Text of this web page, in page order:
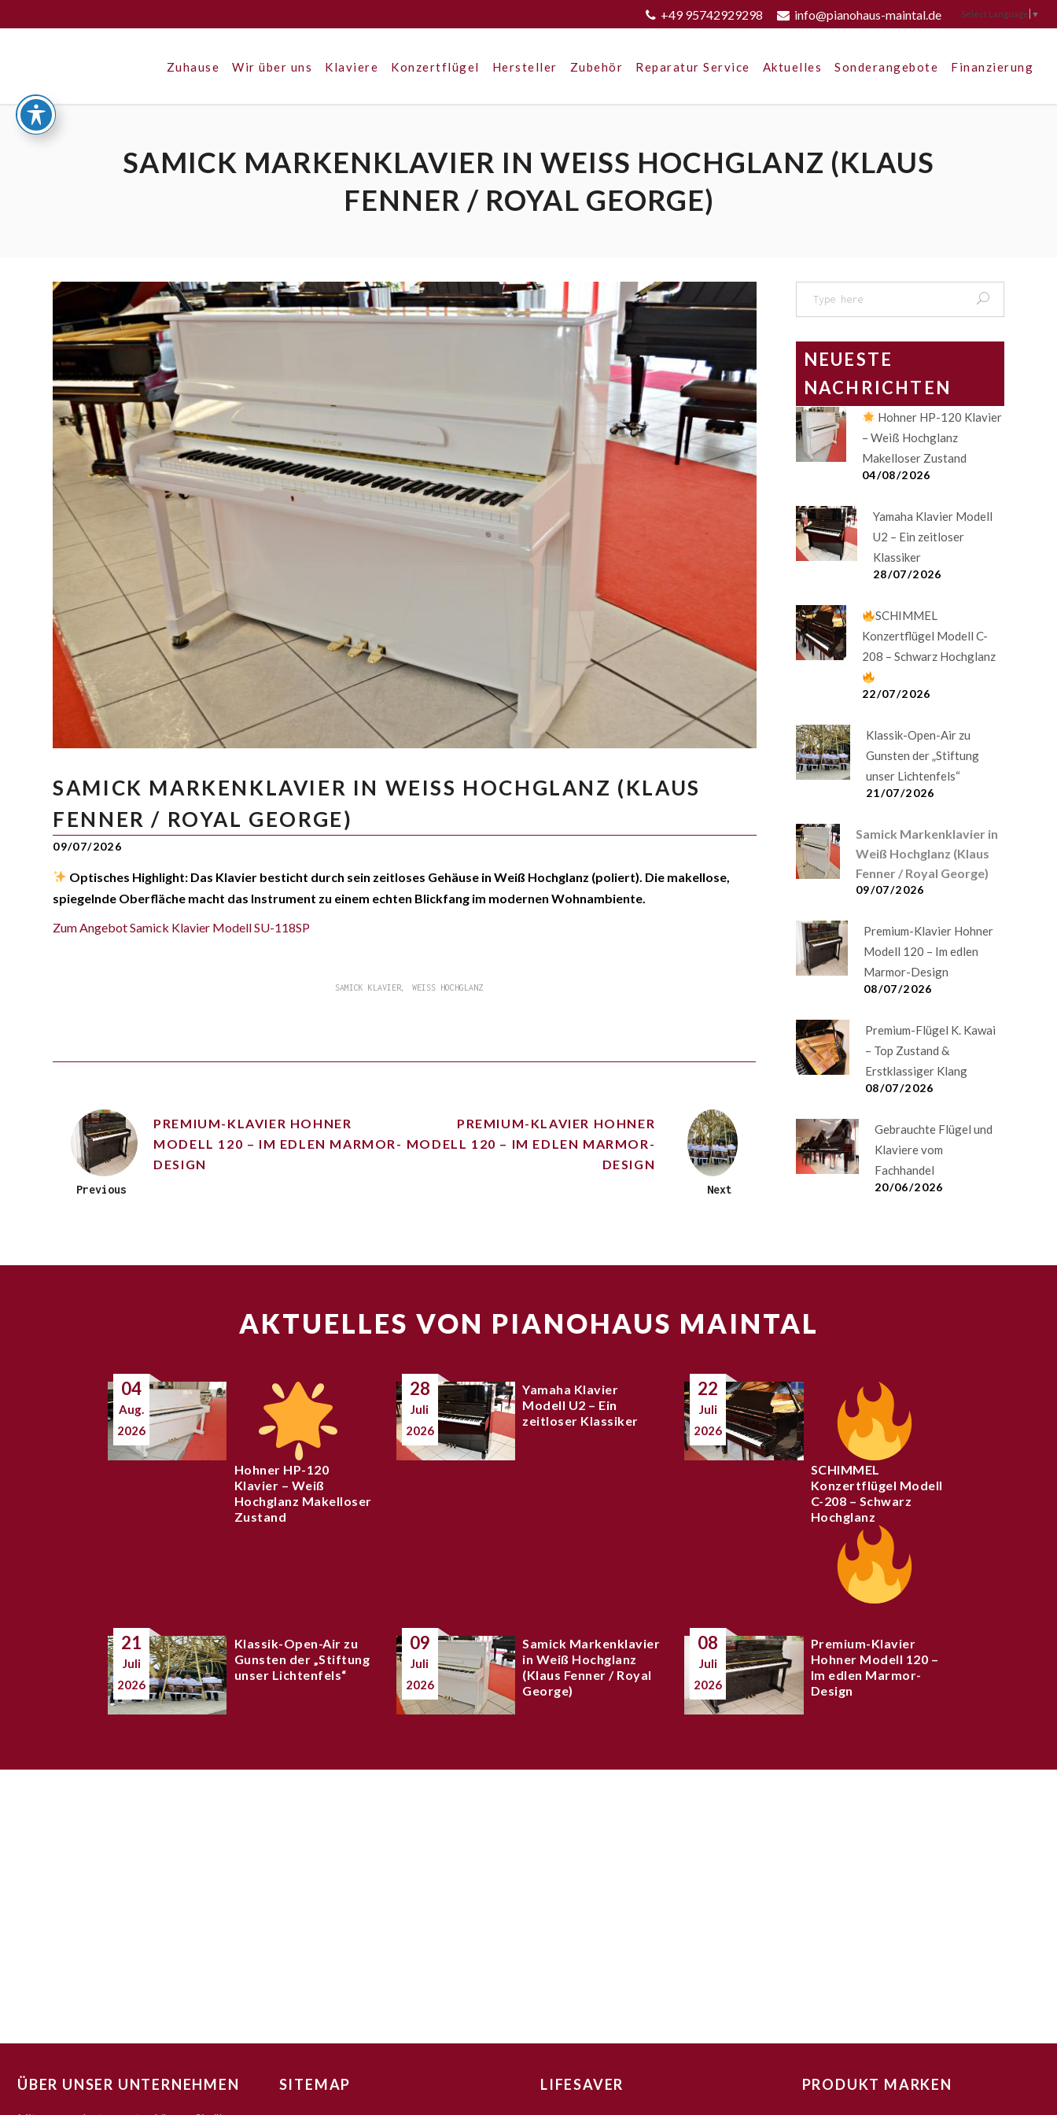
+49 95742929298 info@pianohaus-maintal.de Select Language ▼
Zuhause Wir über uns Klaviere Konzertflügel Hersteller Zubehör Reparatur Service Aktuelles Sonderangebote Finanzierung
SAMICK MARKENKLAVIER IN WEISS HOCHGLANZ (KLAUS F
ENNER / ROYAL GEORGE)
SAMICK MARKENKLAVIER IN WEISS HOCHGLANZ (KLAUS F
ENNER / ROYAL GEORGE)
09/07/2026
Optisches Highlight: Das Klavier besticht durch sein zeitloses Gehäuse in Weiß Hochglanz (poliert). Die makellose,
spiegelnde Oberfläche macht das Instrument zu einem echten Blickfang im modernen Wohnambiente.
Zum Angebot Samick Klavier Modell SU-118SP
SAMICK KLAVIER WEISS HOCHGLANZ
PREMIUM-KLAVIER HOHNER
MODELL 120 – IM EDLEN MARMOR-
DESIGN
Previous
PREMIUM-KLAVIER HOHNER
MODELL 120 – IM EDLEN MARMOR-
DESIGN
Next
NEUESTE
NACHRICHTEN
Hohner HP-120 Klavier
– Weiß Hochglanz
Makelloser Zustand
04/08/2026
Yamaha Klavier Modell
U2 – Ein zeitloser
Klassiker
28/07/2026
SCHIMMEL
Konzertflügel Modell C-
208 – Schwarz Hochglanz
22/07/2026
Klassik-Open-Air zu
Gunsten der „Stiftung
unser Lichtenfels“
21/07/2026
Samick Markenklavier in
Weiß Hochglanz (Klaus
Fenner / Royal George)
09/07/2026
Premium-Klavier Hohner
Modell 120 – Im edlen
Marmor-Design
08/07/2026
Premium-Flügel K. Kawai
– Top Zustand &
Erstklassiger Klang
08/07/2026
Gebrauchte Flügel und
Klaviere vom
Fachhandel
20/06/2026
AKTUELLES VON PIANOHAUS MAINTAL
04
Aug.
2026
Hohner HP-120
Klavier – Weiß
Hochglanz Makelloser
Zustand
28
Juli
2026
Yamaha Klavier
Modell U2 – Ein
zeitloser Klassiker
22
Juli
2026
SCHIMMEL
Konzertflügel Modell
C-208 – Schwarz
Hochglanz
21
Juli
2026
Klassik-Open-Air zu
Gunsten der „Stiftung
unser Lichtenfels“
09
Juli
2026
Samick Markenklavier
in Weiß Hochglanz
(Klaus Fenner / Royal
George)
08
Juli
2026
Premium-Klavier
Hohner Modell 120 –
Im edlen Marmor-
Design
ÜBER UNSER UNTERNEHMEN SITEMAP LIFESAVER PRODUKT MARKEN